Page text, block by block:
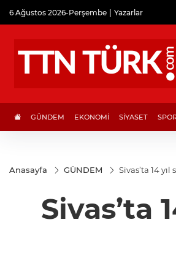
6 Ağustos 2026-Perşembe Yazarlar
GÜNDEM EKONOMİ SİYASET
Anasayfa GÜNDEM Sivas’ta 14
Sivas’ta